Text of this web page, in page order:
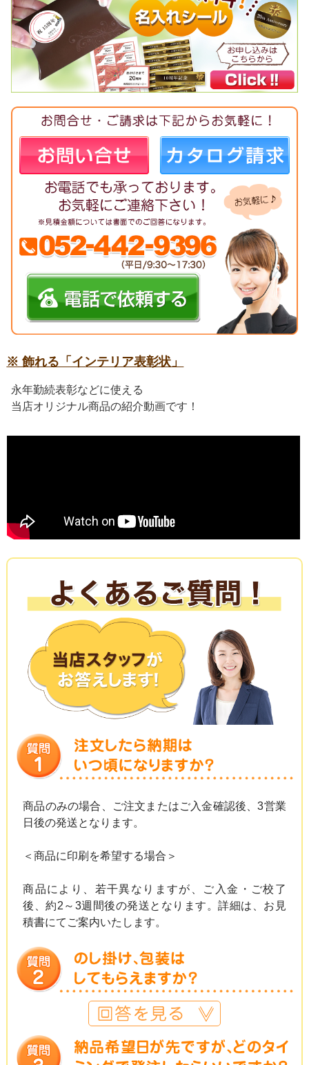
※ 飾れる「インテリア表彰状」
永年勤続表彰などに使える
当店オリジナル商品の紹介動画です！
商品のみの場合、ご注文またはご入金確認後、3営業
日後の発送となります。
＜商品に印刷を希望する場合＞
商品により、若干異なりますが、ご入金・ご校了
後、約2～3週間後の発送となります。詳細は、お見
積書にてご案内いたします。